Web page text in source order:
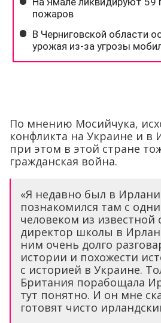
По мнению Мосийчука,
конфликта на Украине и в
при этом в этой стране
гражданская война.
«Я недавно был в
познакомился там с
человеком из известной
директор школы в
ним очень долго
истории и похожести
с историей в Украине.
Британия порабощала
тут понятно. И он мне
готовят чисто